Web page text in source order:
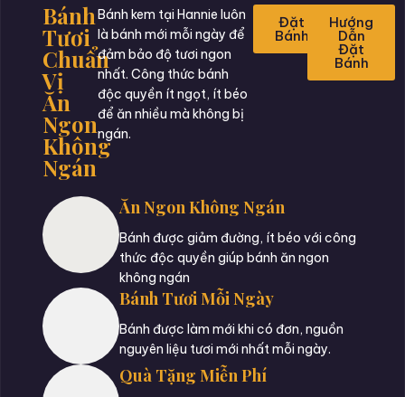
Bánh
Tươi
Chuẩn
Vị
Ăn
Ngon
Không
Ngán
Bánh kem tại Hannie luôn
là bánh mới mỗi ngày để
đảm bảo độ tươi ngon
nhất. Công thức bánh
độc quyền ít ngọt, ít béo
để ăn nhiều mà không bị
ngán.
Đặt
Bánh
Hướng
Dẫn
Đặt
Bánh
Ăn Ngon Không Ngán
Bánh được giảm đường, ít béo với công
thức độc quyền giúp bánh ăn ngon
không ngán
Bánh Tươi Mỗi Ngày
Bánh được làm mới khi có đơn, nguồn
nguyên liệu tươi mới nhất mỗi ngày.
Quà Tặng Miễn Phí